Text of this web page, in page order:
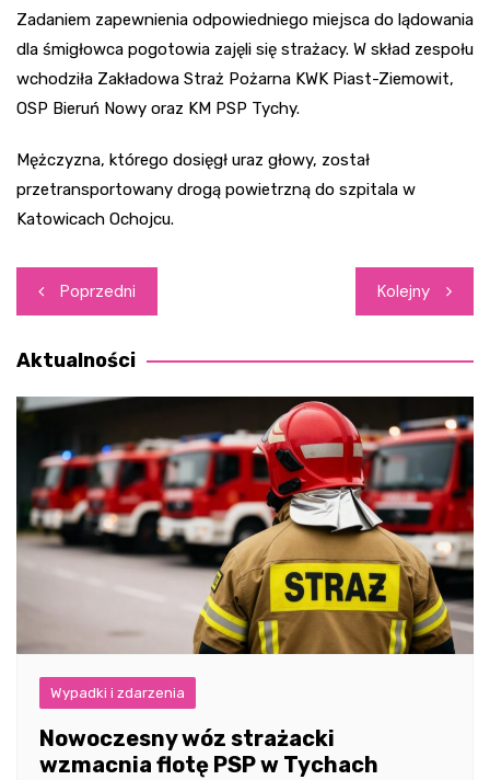
Zadaniem zapewnienia odpowiedniego miejsca do lądowania
dla śmigłowca pogotowia zajęli się strażacy. W skład zespołu
wchodziła Zakładowa Straż Pożarna KWK Piast-Ziemowit,
OSP Bieruń Nowy oraz KM PSP Tychy.
Mężczyzna, którego dosięgł uraz głowy, został
przetransportowany drogą powietrzną do szpitala w
Katowicach Ochojcu.
Nawigacja
wpisu
Poprzedni Kolejny
Aktualności
Wypadki i zdarzenia
Nowoczesny wóz strażacki
wzmacnia flotę PSP w Tychach